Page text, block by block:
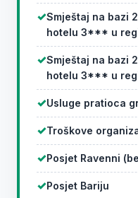
Smještaj na bazi
hotelu 3*** u
Smještaj na bazi
hotelu 3*** u
Usluge pratioca
Troškove
Posjet Ravenni
Posjet Bariju